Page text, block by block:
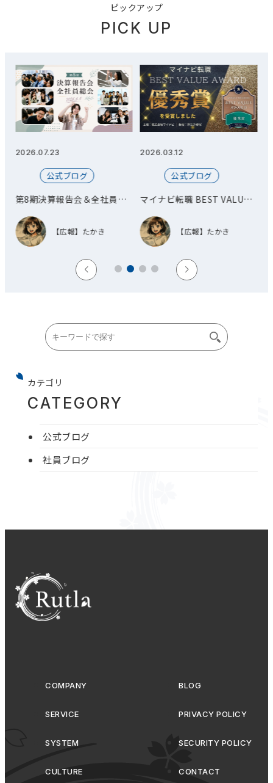
ピックアップ
PICK UP
全社員総
かき
2026.03.12
公式ブログ
マイナビ転職 BEST VALUE
AWARD 優秀賞を受賞しまし
た！
【広報】たかき
2026.03.11
公式ブログ
オフィス移転とお披露
【広報】たかき
カテゴリ
CATEGORY
公式ブログ
社員ブログ
COMPANY
SERVICE
SYSTEM
CULTURE
BLOG
PRIVACY POLICY
SECURITY POLICY
CONTACT